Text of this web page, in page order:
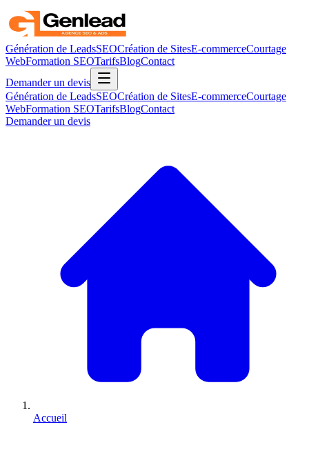
Génération de LeadsSEOCréation de SitesE-commerceCourtage
WebFormation SEOTarifsBlogContact
Demander un devis
Génération de LeadsSEOCréation de SitesE-commerceCourtage
WebFormation SEOTarifsBlogContact
Demander un devis
Accueil